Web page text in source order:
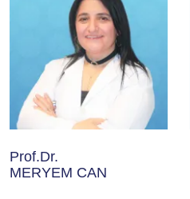
Prof.Dr.
MERYEM CAN